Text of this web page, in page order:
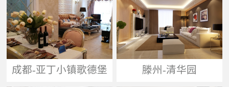
成都-亚丁小镇歌德堡 滕州-清华园